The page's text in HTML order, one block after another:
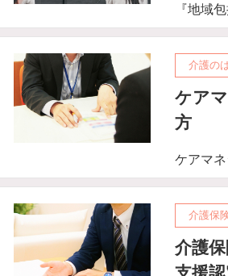
『地域
介護の
ケア
方
ケアマ
介護保
介護